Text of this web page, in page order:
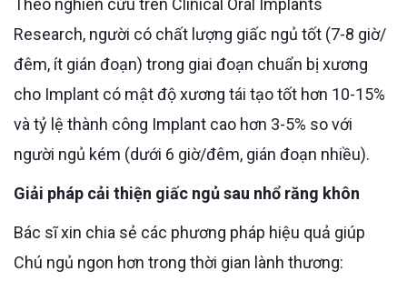
Theo nghiên cứu trên Clinical Oral Implants
Research, người có chất lượng giấc ngủ tốt (7-8 giờ/
đêm, ít gián đoạn) trong giai đoạn chuẩn bị xương
cho Implant có mật độ xương tái tạo tốt hơn 10-15%
và tỷ lệ thành công Implant cao hơn 3-5% so với
người ngủ kém (dưới 6 giờ/đêm, gián đoạn nhiều).
Giải pháp cải thiện giấc ngủ sau nhổ răng khôn
Bác sĩ xin chia sẻ các phương pháp hiệu quả giúp
Chú ngủ ngon hơn trong thời gian lành thương: